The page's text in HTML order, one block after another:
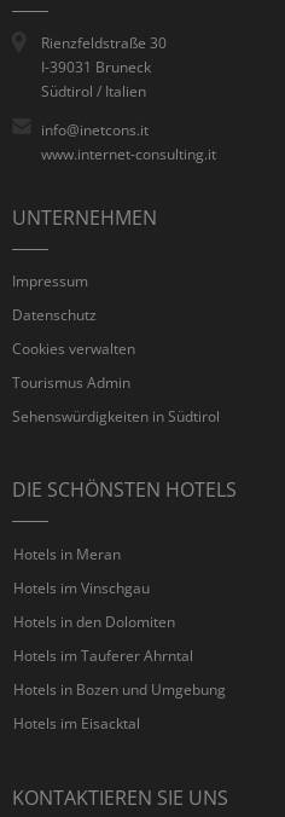
Rienzfeldstraße 30
I-39031 Bruneck
Südtirol / Italien
info@inetcons.it
www.internet-consulting.it
UNTERNEHMEN
Impressum
Datenschutz
Cookies verwalten
Tourismus Admin
Sehenswürdigkeiten in Südtirol
DIE SCHÖNSTEN HOTELS
Hotels in Meran
Hotels im Vinschgau
Hotels in den Dolomiten
Hotels im Tauferer Ahrntal
Hotels in Bozen und Umgebung
Hotels im Eisacktal
KONTAKTIEREN SIE UNS